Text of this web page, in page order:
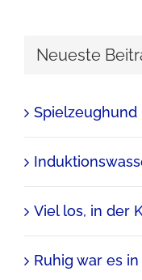
Neueste
Spielzeughund
Viel los, in der
Ruhig war es